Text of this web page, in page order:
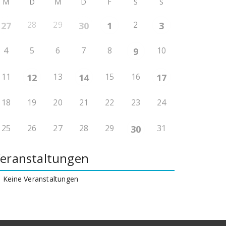
27 28 29 30 1 2 3
4 5 6 7 8 9 10
11 12 13 14 15 16 17
18 19 20 21 22 23 24
25 26 27 28 29 30 31
Keine Veranstaltungen